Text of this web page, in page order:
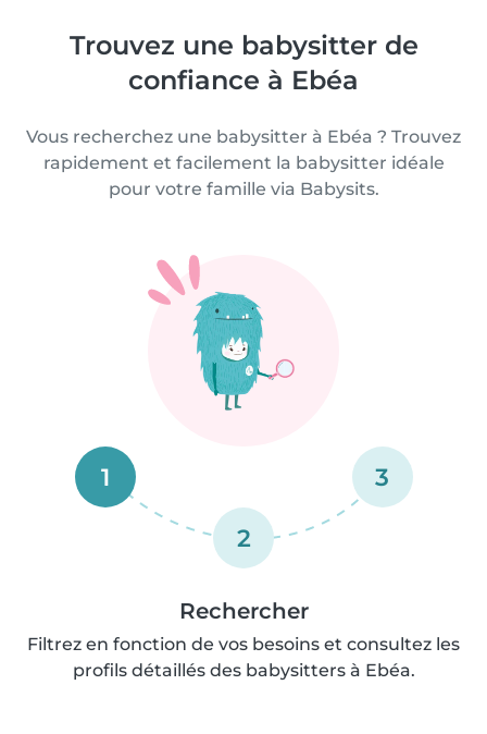
Trouvez une babysitter de
confiance à Ebéa
Vous recherchez une babysitter à Ebéa ? Trouvez
rapidement et facilement la babysitter idéale
pour votre famille via Babysits.
1
2
3
Rechercher
Filtrez en fonction de vos besoins et consultez les
profils détaillés des babysitters à Ebéa.